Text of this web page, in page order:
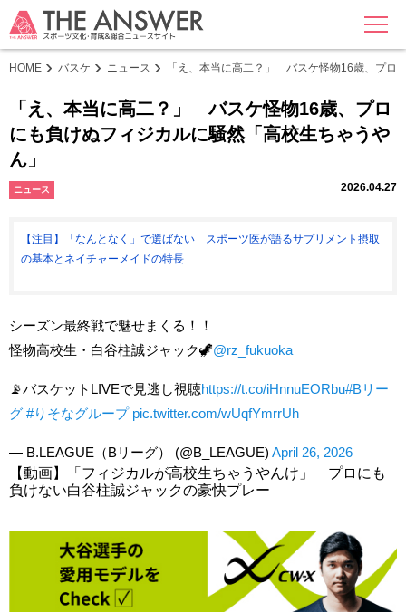
MENU
HOME バスケ ニュース 「え、本当に高二？」 バスケ怪物16歳、プロ
「え、本当に高二？」 バスケ怪物16歳、プロ
にも負けぬフィジカルに騒然「高校生ちゃうや
ん」
ニュース 2026.04.27
【注目】「なんとなく」で選ばない スポーツ医が語るサプリメント摂取
の基本とネイチャーメイドの特長
シーズン最終戦で魅せまくる！！
怪物高校生・白谷柱誠ジャック🦖@rz_fukuoka
📡バスケットLIVEで見逃し視聴https://t.co/iHnnuEORbu#Bリー
グ #りそなグループ pic.twitter.com/wUqfYmrrUh
— B.LEAGUE（Bリーグ） (@B_LEAGUE) April 26, 2026
【動画】「フィジカルが高校生ちゃうやんけ」 プロにも
負けない白谷柱誠ジャックの豪快プレー